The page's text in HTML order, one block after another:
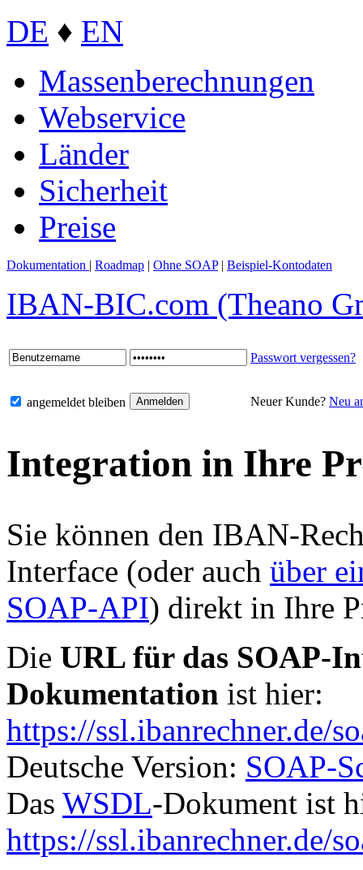
DE ♦ EN
Massenberechnungen
Webservice
Länder
Sicherheit
Preise
Dokumentation | Roadmap | Ohne SOAP | Beispiel-Kontodaten
IBAN-BIC.com (Theano
Passwort vergessen?
angemeldet bleiben Neuer Kunde? Neu
Integration in Ihre
Sie können den IBAN-
Interface (oder auch über
SOAP-API) direkt in Ihre
Die URL für das SOAP-
Dokumentation ist hier:
https://ssl.ibanrechner.de/
Deutsche Version: SOAP-
Das WSDL-Dokument ist
https://ssl.ibanrechner.de/